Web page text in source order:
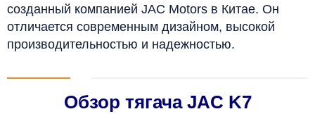
созданный компанией JAC Motors в Китае. Он
отличается современным дизайном, высокой
производительностью и надежностью.
Обзор тягача JAC K7